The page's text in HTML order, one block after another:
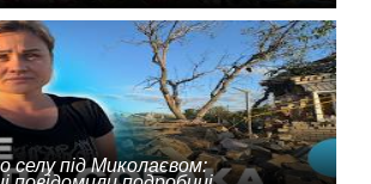
селу під Миколаєвом: